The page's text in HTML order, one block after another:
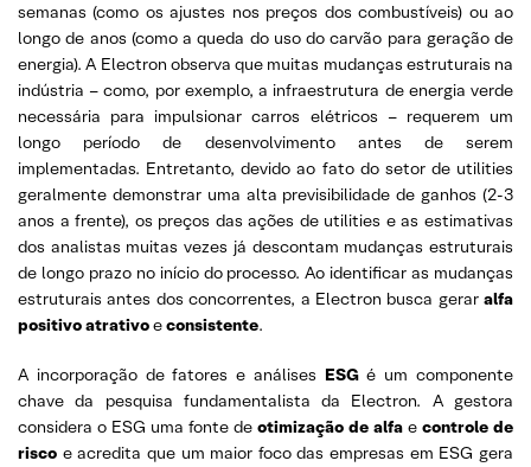
semanas (como os ajustes nos preços dos combustíveis) ou ao
longo de anos (como a queda do uso do carvão para geração de
energia). A Electron observa que muitas mudanças estruturais na
indústria – como, por exemplo, a infraestrutura de energia verde
necessária para impulsionar carros elétricos – requerem um
longo período de desenvolvimento antes de serem
implementadas. Entretanto, devido ao fato do setor de utilities
geralmente demonstrar uma alta previsibilidade de ganhos (2-3
anos a frente), os preços das ações de utilities e as estimativas
dos analistas muitas vezes já descontam mudanças estruturais
de longo prazo no início do processo. Ao identificar as mudanças
estruturais antes dos concorrentes, a Electron busca gerar alfa
positivo atrativoeconsistente.
A incorporação de fatores e análises ESGé um componente
chave da pesquisa fundamentalista da Electron. A gestora
considera o ESG uma fonte de otimização de alfa e controle de
risco e acredita que um maior foco das empresas em ESG gera